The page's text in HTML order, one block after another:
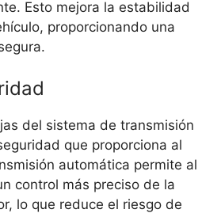
Esto mejora la estabilidad
proporcionando una
del sistema de transmisión
que proporciona al
automática permite al
control más preciso de la
lo que reduce el riesgo de